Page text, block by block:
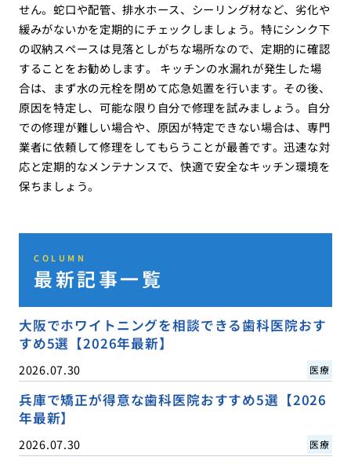
せん。蛇口や配管、排水ホース、シーリング材など、劣化や
緩みがないかを定期的にチェックしましょう。特にシンク下
の収納スペースは見落としがちな場所なので、定期的に確認
することをお勧めします。 キッチンの水漏れが発生した場
合は、まず水の元栓を閉めて応急処置を行います。その後、
原因を特定し、可能な限り自分で修理を試みましょう。自分
での修理が難しい場合や、原因が特定できない場合は、専門
業者に依頼して修理をしてもらうことが最善です。迅速な対
応と定期的なメンテナンスで、快適で安全なキッチン環境を
保ちましょう。
COLUMN
最新記事一覧
大阪でホワイトニングを相談できる歯科医院おす
すめ5選【2026年最新】
2026.07.30 医療
兵庫で矯正が得意な歯科医院おすすめ5選【2026
年最新】
2026.07.30 医療